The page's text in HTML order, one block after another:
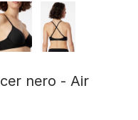
nero - Air